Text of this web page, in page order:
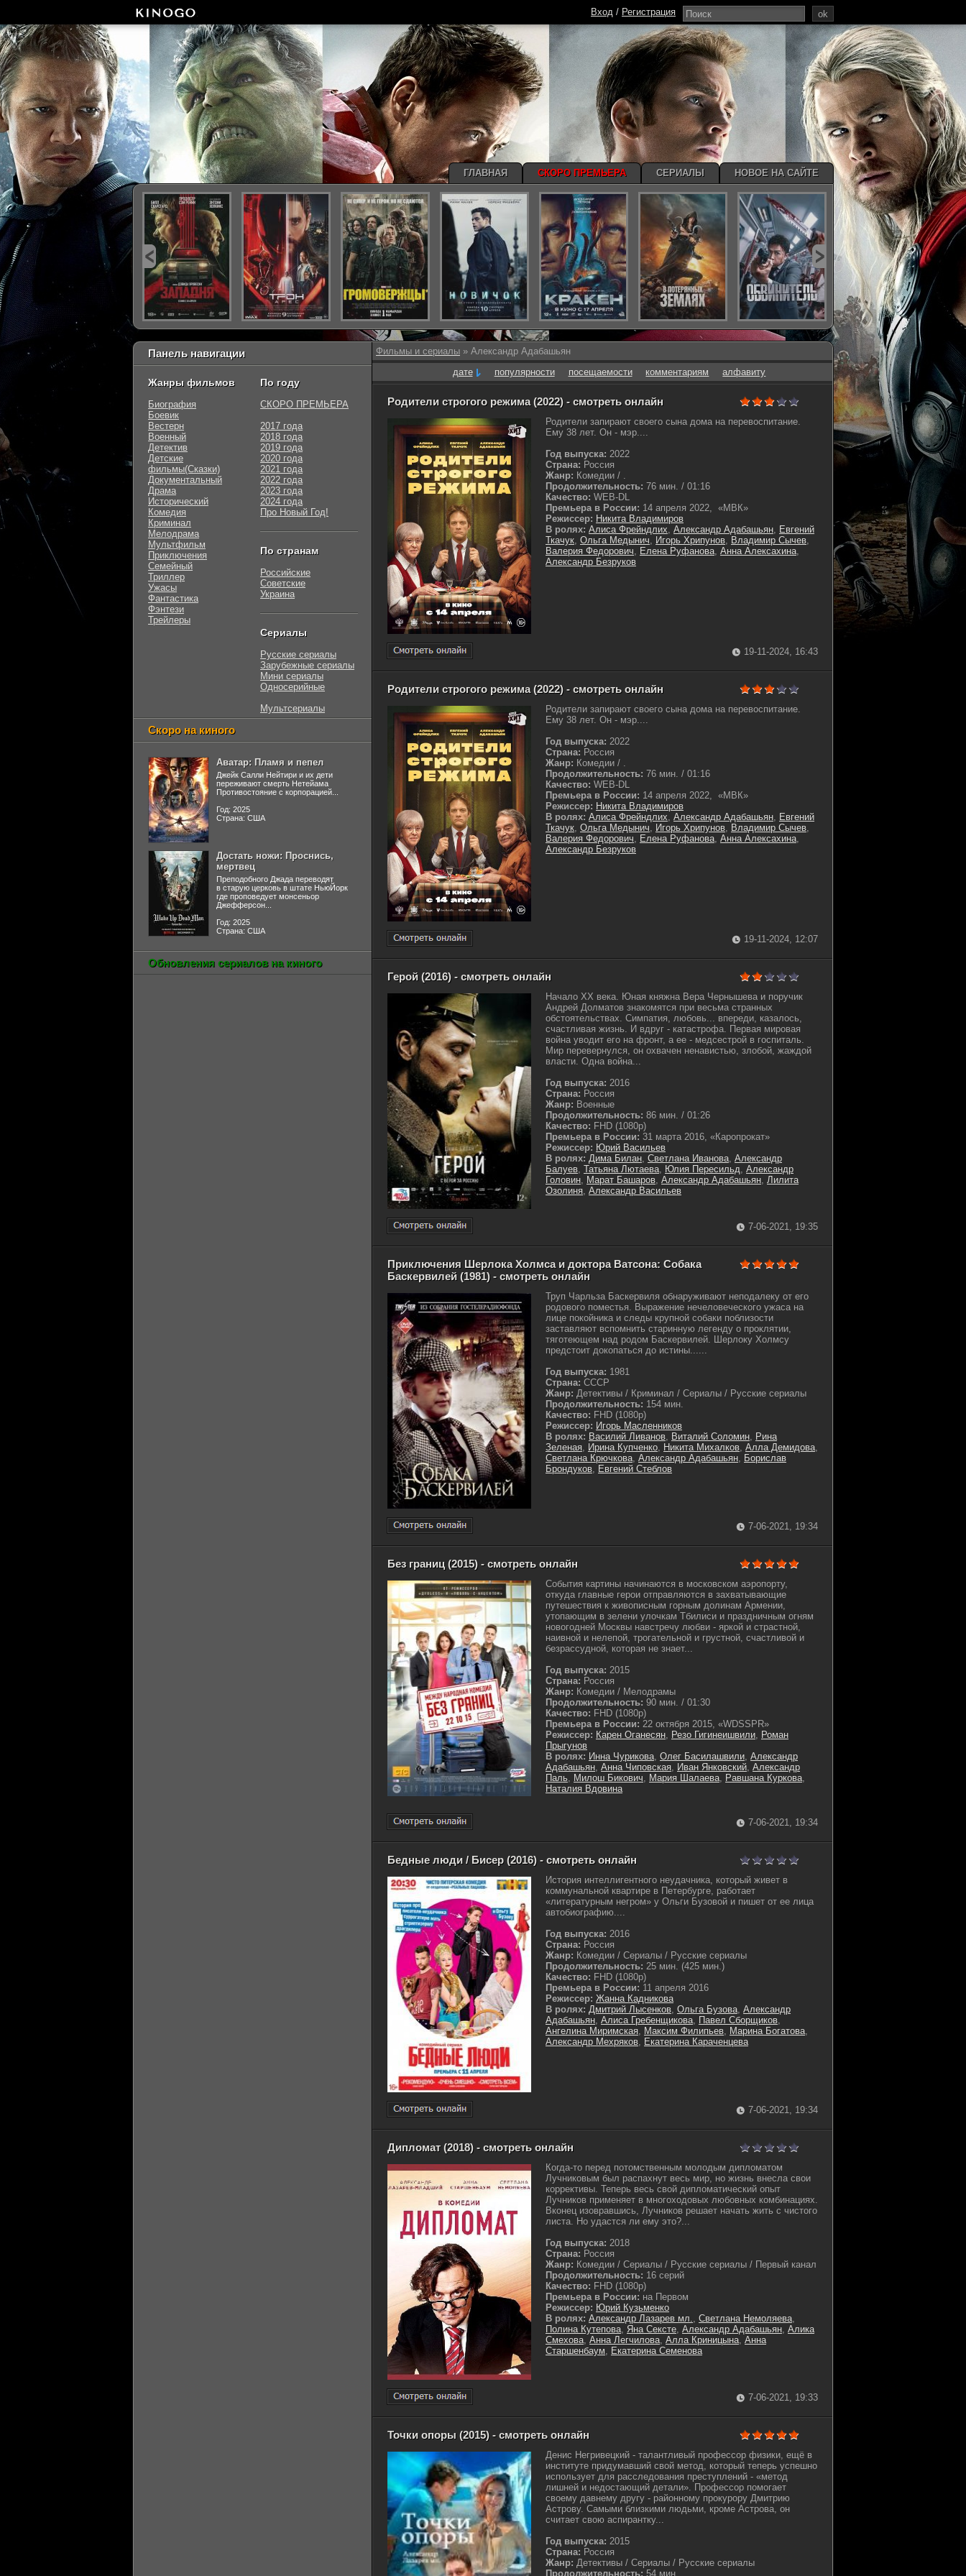
Фильмы и сериалы » Александр Адабашьян
дате
популярности посещаемости комментариям алфавиту
Родители строгого режима (2022) - смотреть онлайн
Родители запирают своего сына дома на перевоспитание.
Ему 38 лет. Он - мэр....
Год выпуска: 2022
Страна: Россия
Жанр: Комедии / .
Продолжительность: 76 мин. / 01:16
Качество: WEB-DL
Премьера в России: 14 апреля 2022, «МВК»
Режиссер: Никита Владимиров
В ролях: Алиса Фрейндлих, Александр Адабашьян, Евгений
Ткачук, Ольга Медынич, Игорь Хрипунов, Владимир Сычев,
Валерия Федорович, Елена Руфанова, Анна Алексахина,
Александр Безруков
19-11-2024, 16:43
Родители строгого режима (2022) - смотреть онлайн
Родители запирают своего сына дома на перевоспитание.
Ему 38 лет. Он - мэр....
Год выпуска: 2022
Страна: Россия
Жанр: Комедии / .
Продолжительность: 76 мин. / 01:16
Качество: WEB-DL
Премьера в России: 14 апреля 2022, «МВК»
Режиссер: Никита Владимиров
В ролях: Алиса Фрейндлих, Александр Адабашьян, Евгений
Ткачук, Ольга Медынич, Игорь Хрипунов, Владимир Сычев,
Валерия Федорович, Елена Руфанова, Анна Алексахина,
Александр Безруков
19-11-2024, 12:07
Герой (2016) - смотреть онлайн
Начало ХХ века. Юная княжна Вера Чернышева и поручик
Андрей Долматов знакомятся при весьма странных
обстоятельствах. Симпатия, любовь... впереди, казалось,
счастливая жизнь. И вдруг - катастрофа. Первая мировая
война уводит его на фронт, а ее - медсестрой в госпиталь.
Мир перевернулся, он охвачен ненавистью, злобой, жаждой
власти. Одна война...
Год выпуска: 2016
Страна: Россия
Жанр: Военные
Продолжительность: 86 мин. / 01:26
Качество: FHD (1080p)
Премьера в России: 31 марта 2016, «Каропрокат»
Режиссер: Юрий Васильев
В ролях: Дима Билан, Светлана Иванова, Александр
Балуев, Татьяна Лютаева, Юлия Пересильд, Александр
Головин, Марат Башаров, Александр Адабашьян, Лилита
Озолиня, Александр Васильев
7-06-2021, 19:35
Приключения Шерлока Холмса и доктора Ватсона: Собака
Баскервилей (1981) - смотреть онлайн
Труп Чарльза Баскервиля обнаруживают неподалеку от его
родового поместья. Выражение нечеловеческого ужаса на
лице покойника и следы крупной собаки поблизости
заставляют вспомнить старинную легенду о проклятии,
тяготеющем над родом Баскервилей. Шерлоку Холмсу
предстоит докопаться до истины......
Год выпуска: 1981
Страна: СССР
Жанр: Детективы / Криминал / Сериалы / Русские сериалы
Продолжительность: 154 мин.
Качество: FHD (1080p)
Режиссер: Игорь Масленников
В ролях: Василий Ливанов, Виталий Соломин, Рина
Зеленая, Ирина Купченко, Никита Михалков, Алла Демидова,
Светлана Крючкова, Александр Адабашьян, Борислав
Брондуков, Евгений Стеблов
7-06-2021, 19:34
Без границ (2015) - смотреть онлайн
События картины начинаются в московском аэропорту,
откуда главные герои отправляются в захватывающие
путешествия к живописным горным долинам Армении,
утопающим в зелени улочкам Тбилиси и праздничным огням
новогодней Москвы навстречу любви - яркой и страстной,
наивной и нелепой, трогательной и грустной, счастливой и
безрассудной, которая не знает...
Год выпуска: 2015
Страна: Россия
Жанр: Комедии / Мелодрамы
Продолжительность: 90 мин. / 01:30
Качество: FHD (1080p)
Премьера в России: 22 октября 2015, «WDSSPR»
Режиссер: Карен Оганесян, Резо Гигинеишвили, Роман
Прыгунов
В ролях: Инна Чурикова, Олег Басилашвили, Александр
Адабашьян, Анна Чиповская, Иван Янковский, Александр
Паль, Милош Бикович, Мария Шалаева, Равшана Куркова,
Наталия Вдовина
7-06-2021, 19:34
Бедные люди / Бисер (2016) - смотреть онлайн
История интеллигентного неудачника, который живет в
коммунальной квартире в Петербурге, работает
«литературным негром» у Ольги Бузовой и пишет от ее лица
автобиографию....
Год выпуска: 2016
Страна: Россия
Жанр: Комедии / Сериалы / Русские сериалы
Продолжительность: 25 мин. (425 мин.)
Качество: FHD (1080p)
Премьера в России: 11 апреля 2016
Режиссер: Жанна Кадникова
В ролях: Дмитрий Лысенков, Ольга Бузова, Александр
Адабашьян, Алиса Гребенщикова, Павел Сборщиков,
Ангелина Миримская, Максим Филипьев, Марина Богатова,
Александр Мехряков, Екатерина Караченцева
7-06-2021, 19:34
Дипломат (2018) - смотреть онлайн
Когда-то перед потомственным молодым дипломатом
Лучниковым был распахнут весь мир, но жизнь внесла свои
коррективы. Теперь весь свой дипломатический опыт
Лучников применяет в многоходовых любовных комбинациях.
Вконец изовравшись, Лучников решает начать жить с чистого
листа. Но удастся ли ему это?...
Год выпуска: 2018
Страна: Россия
Жанр: Комедии / Сериалы / Русские сериалы / Первый канал
Продолжительность: 16 серий
Качество: FHD (1080p)
Премьера в России: на Первом
Режиссер: Юрий Кузьменко
В ролях: Александр Лазарев мл., Светлана Немоляева,
Полина Кутепова, Яна Сексте, Александр Адабашьян, Алика
Смехова, Анна Легчилова, Алла Криницына, Анна
Старшенбаум, Екатерина Семенова
7-06-2021, 19:33
Точки опоры (2015) - смотреть онлайн
Денис Негривецкий - талантливый профессор физики, ещё в
институте придумавший свой метод, который теперь успешно
использует для расследования преступлений - «метод
лишней и недостающий детали». Профессор помогает
своему давнему другу - районному прокурору Дмитрию
Астрову. Самыми близкими людьми, кроме Астрова, он
считает свою аспирантку...
Год выпуска: 2015
Страна: Россия
Жанр: Детективы / Сериалы / Русские сериалы
Продолжительность: 54 мин.
Панель навигации
Жанры фильмов
Биография
Боевик
Вестерн
Военный
Детектив
Детские
фильмы(Сказки)
Документальный
Драма
Исторический
Комедия
Криминал
Мелодрама
Мультфильм
Приключения
Семейный
Триллер
Ужасы
Фантастика
Фэнтези
Трейлеры
По году
СКОРО ПРЕМЬЕРА
2017 года
2018 года
2019 года
2020 года
2021 года
2022 года
2023 года
2024 года
Про Новый Год!
По странам
Российские
Советские
Украина
Сериалы
Русские сериалы
Зарубежные сериалы
Мини сериалы
Односерийные
Мультсериалы
Скоро на киного
Аватар: Пламя и пепел
Джейк Салли Нейтири и их дети
переживают смерть Нетейама
Противостояние с корпорацией...
Год: 2025
Страна: США
Достать ножи: Проснись,
мертвец
Преподобного Джада переводят
в старую церковь в штате НьюЙорк
где проповедует монсеньор
Джефферсон...
Год: 2025
Страна: США
Обновления сериалов на киного
ok
Вход / Регистрация
ГЛАВНАЯ СКОРО ПРЕМЬЕРА СЕРИАЛЫ НОВОЕ НА САЙТЕ